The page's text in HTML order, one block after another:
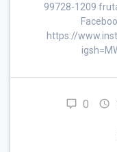
99728-1209
https://
0